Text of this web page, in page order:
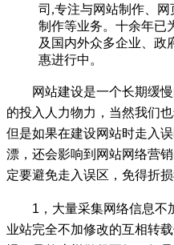
司,专注与网站制作、
制作等业务。十余年已
及国内外众多企业、政
惠进行中。
网站建设是一个长期缓慢
的投入人力物力，当然我们
但是如果在建设网站时走入
漂，还会影响到网站网络营
定要避免走入误区，免得折损
1，大量采集网络信息不
业站完全不加修改的互相转